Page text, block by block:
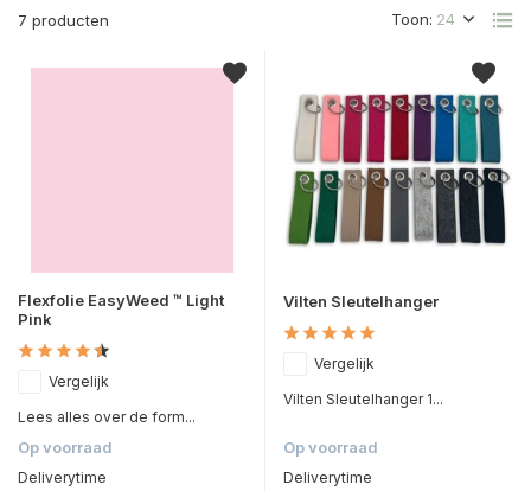
7 producten Toon:
Flexfolie EasyWeed ™ Light
Pink
Vergelijk
Lees alles over de form...
Op voorraad
Deliverytime
Vilten Sleutelhanger
Vergelijk
Vilten Sleutelhanger 1...
Op voorraad
Deliverytime